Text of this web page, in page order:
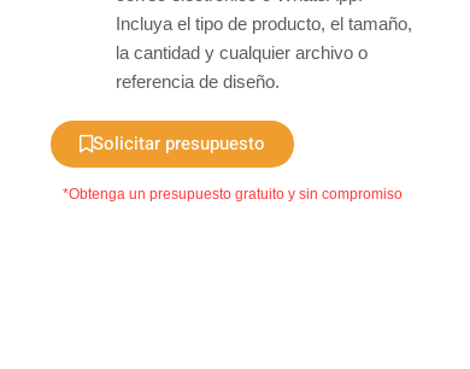
Incluya el tipo de producto, el tamaño,
la cantidad y cualquier archivo o
referencia de diseño.
Solicitar presupuesto
*Obtenga un presupuesto gratuito y sin compromiso